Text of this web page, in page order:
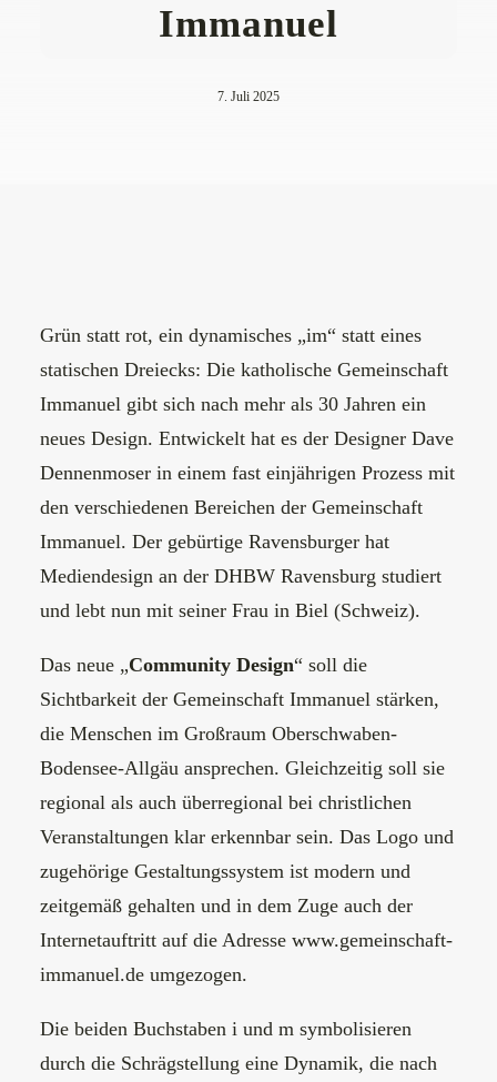
Immanuel
7. Juli 2025
Grün statt rot, ein dynamisches „im“ statt eines
statischen Dreiecks: Die katholische Gemeinschaft
Immanuel gibt sich nach mehr als 30 Jahren ein
neues Design. Entwickelt hat es der Designer Dave
Dennenmoser in einem fast einjährigen Prozess mit
den verschiedenen Bereichen der Gemeinschaft
Immanuel. Der gebürtige Ravensburger hat
Mediendesign an der DHBW Ravensburg studiert
und lebt nun mit seiner Frau in Biel (Schweiz).
Das neue „Community Design“ soll die
Sichtbarkeit der Gemeinschaft Immanuel stärken,
die Menschen im Großraum Oberschwaben-
Bodensee-Allgäu ansprechen. Gleichzeitig soll sie
regional als auch überregional bei christlichen
Veranstaltungen klar erkennbar sein. Das Logo und
zugehörige Gestaltungssystem ist modern und
zeitgemäß gehalten und in dem Zuge auch der
Internetauftritt auf die Adresse www.gemeinschaft-
immanuel.de umgezogen.
Die beiden Buchstaben i und m symbolisieren
durch die Schrägstellung eine Dynamik, die nach